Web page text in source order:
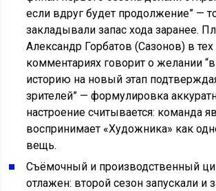
если вдруг будет продолжение” —
закладывали запас хода заранее.
Александр Горбатов (Сазонов) в
комментариях говорит о желании
историю на новый этап
зрителей” — формулировка
настроение считывается: команда
воспринимает «Художника» как
вещь.
Съёмочный и производственный
отлажен: второй сезон запускали и